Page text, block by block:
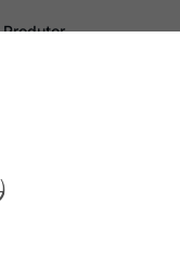
Produtor